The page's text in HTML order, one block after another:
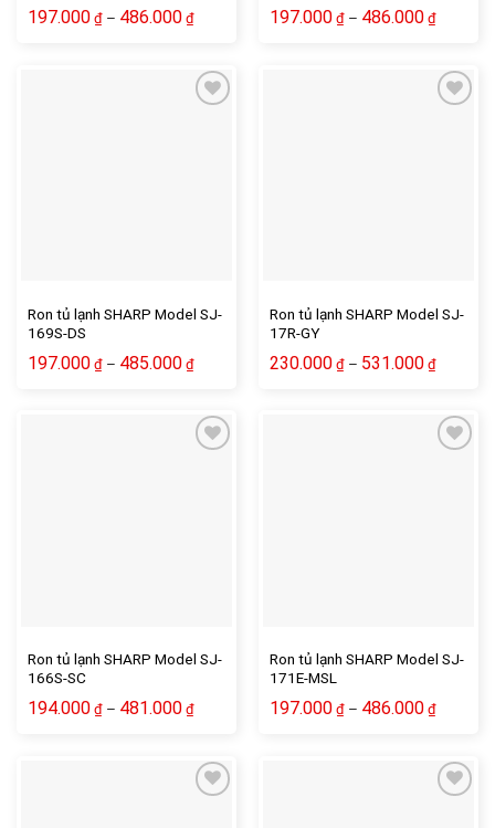
197.000 ₫– 486.000 ₫ 197.000 ₫– 486.000 ₫
Ron tủ lạnh SHARP Model SJ-
169S-DS
197.000 ₫– 485.000 ₫
Ron tủ lạnh SHARP Model SJ-
17R-GY
230.000 ₫– 531.000 ₫
Ron tủ lạnh SHARP Model SJ-
166S-SC
194.000 ₫– 481.000 ₫
Ron tủ lạnh SHARP Model SJ-
171E-MSL
197.000 ₫– 486.000 ₫